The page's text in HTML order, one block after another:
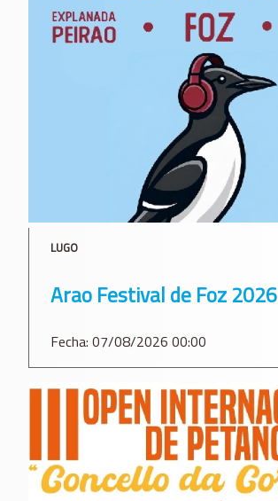
LUGO
Arao Festival de Foz 2026
Fecha: 07/08/2026 00:00